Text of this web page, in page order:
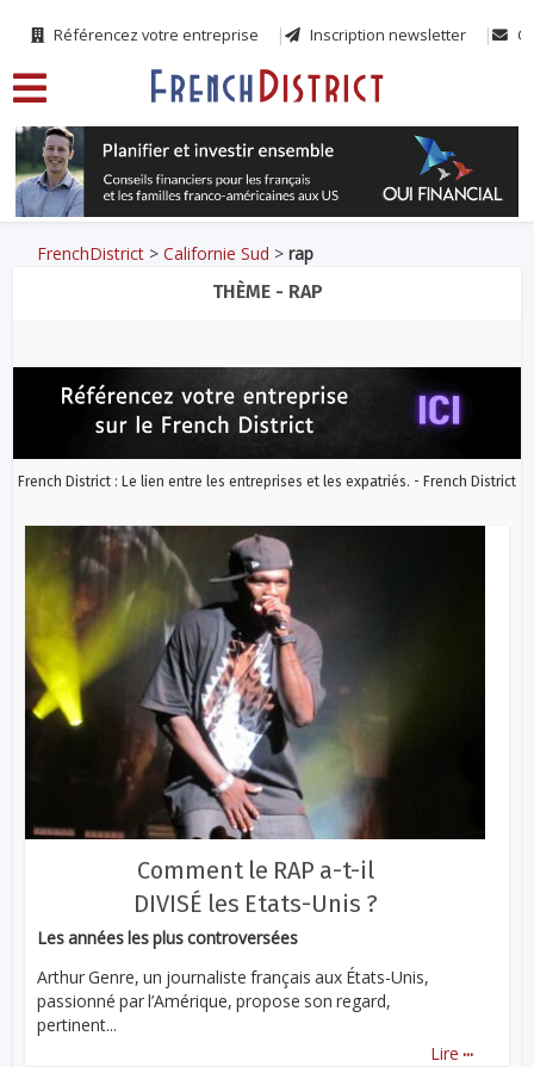
Référencez votre entreprise Inscription newsletter
FrenchDistrict >Californie Sud >rap
THÈME - RAP
French District : Le lien entre les entreprises et les expatriés. - French District
Comment le RAP a-t-il
DIVISÉ les Etats-Unis ?
Les années les plus controversées
Arthur Genre, un journaliste français aux États-Unis,
passionné par l’Amérique, propose son regard,
pertinent...
Lire ...